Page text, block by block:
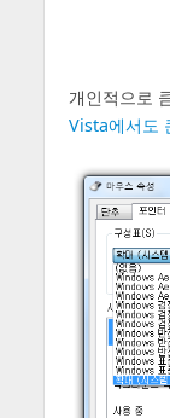
개인적으로
Vista에서도